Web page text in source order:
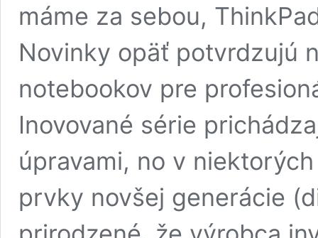
máme za sebou,
Novinky opäť potvrdzujú
notebookov pre
Inovované série
úpravami, no v
prvky novšej generácie